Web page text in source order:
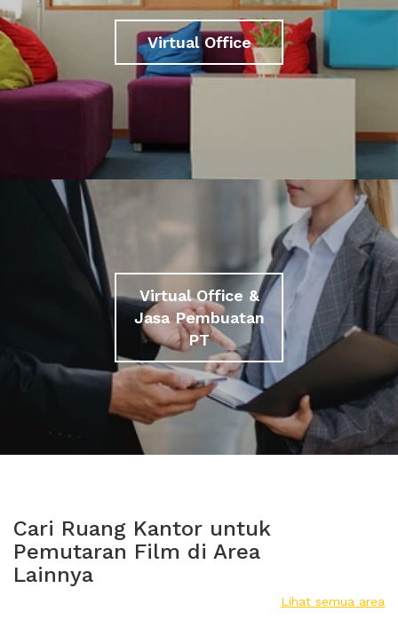
Virtual Office
Virtual Office &
Jasa Pembuatan
PT
Cari Ruang Kantor untuk
Pemutaran Film di Area
Lainnya
Lihat semua area